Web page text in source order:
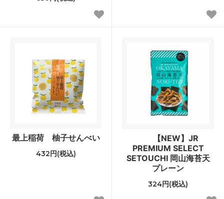
最上稲荷 柚子せんべい
432円(税込)
【NEW】JR
PREMIUM SELECT
SETOUCHI 岡山海苔天
プレーン
324円(税込)